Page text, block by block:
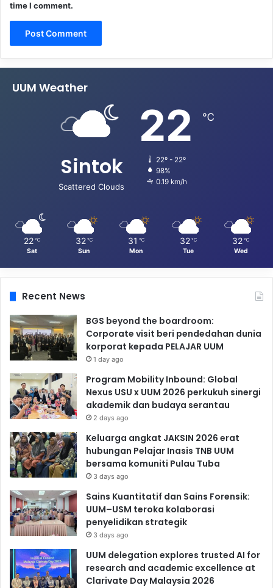
time I comment.
UUM Weather
Sintok
Scattered Clouds
22 ℃
22º - 22º
98%
0.19 km/h
22 ℃
Sat
32 ℃
Sun
31 ℃
Mon
32 ℃
Tue
32 ℃
Wed
Recent News
BGS beyond the boardroom:
Corporate visit beri pendedahan dunia
korporat kepada PELAJAR UUM
1 day ago
Program Mobility Inbound: Global
Nexus USU x UUM 2026 perkukuh sinergi
akademik dan budaya serantau
2 days ago
Keluarga angkat JAKSIN 2026 erat
hubungan Pelajar Inasis TNB UUM
bersama komuniti Pulau Tuba
3 days ago
Sains Kuantitatif dan Sains Forensik:
UUM–USM teroka kolaborasi
penyelidikan strategik
3 days ago
UUM delegation explores trusted AI for
research and academic excellence at
Clarivate Day Malaysia 2026